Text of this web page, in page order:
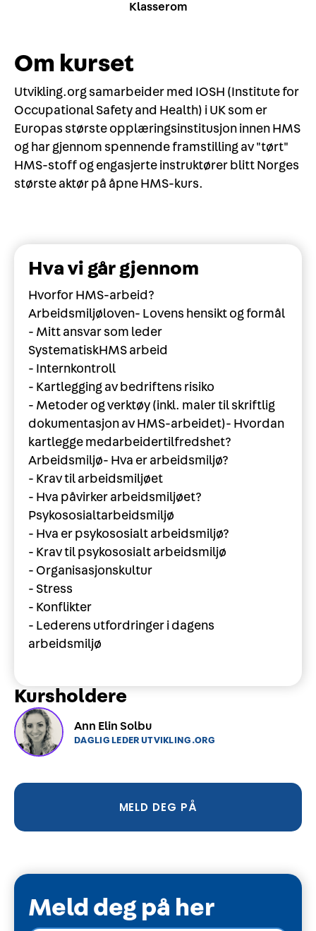
Klasserom
Om kurset
Utvikling.org samarbeider med IOSH (Institute for
Occupational Safety and Health) i UK som er
Europas største opplæringsinstitusjon innen HMS
og har gjennom spennende framstilling av "tørt"
HMS-stoff og engasjerte instruktører blitt Norges
største aktør på åpne HMS-kurs.
Hva vi går gjennom
Hvorfor HMS-arbeid?
Arbeidsmiljøloven- Lovens hensikt og formål
- Mitt ansvar som leder
SystematiskHMS arbeid
- Internkontroll
- Kartlegging av bedriftens risiko
- Metoder og verktøy (inkl. maler til skriftlig
dokumentasjon av HMS-arbeidet)- Hvordan
kartlegge medarbeidertilfredshet?
Arbeidsmiljø- Hva er arbeidsmiljø?
- Krav til arbeidsmiljøet
- Hva påvirker arbeidsmiljøet?
Psykososialtarbeidsmiljø
- Hva er psykososialt arbeidsmiljø?
- Krav til psykososialt arbeidsmiljø
- Organisasjonskultur
- Stress
- Konflikter
- Lederens utfordringer i dagens
arbeidsmiljø
Kursholdere
Ann Elin Solbu
DAGLIG LEDER UTVIKLING.ORG
MELD DEG PÅ
Meld deg på her